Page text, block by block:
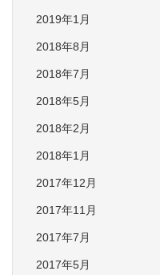
2019年1月
2018年8月
2018年7月
2018年5月
2018年2月
2018年1月
2017年12月
2017年11月
2017年7月
2017年5月